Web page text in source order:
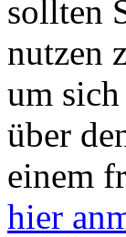
sollten
nutzen
um
über
einem
hier